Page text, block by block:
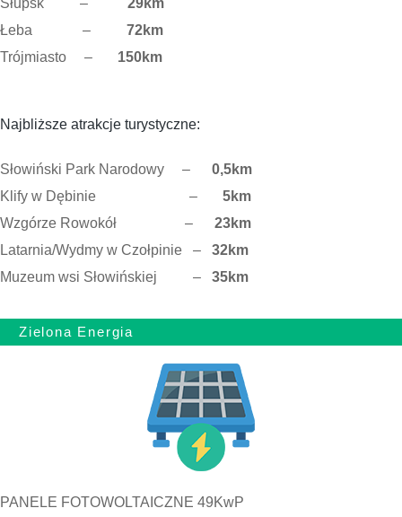
Łeba – 72km
Trójmiasto – 150km
Najbliższe atrakcje turystyczne:
Słowiński Park Narodowy – 0,5km
Klify w Dębinie – 5km
Wzgórze Rowokół – 23km
Latarnia/Wydmy w Czołpinie – 32km
Muzeum wsi Słowińskiej – 35km
Zielona Energia
PANELE FOTOWOLTAICZNE 49KwP